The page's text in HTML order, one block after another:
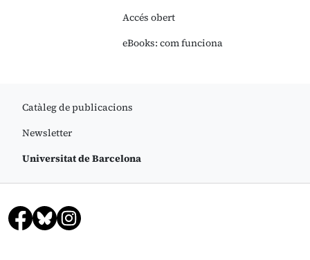
Accés obert
eBooks: com funciona
Catàleg de publicacions
Newsletter
Universitat de Barcelona